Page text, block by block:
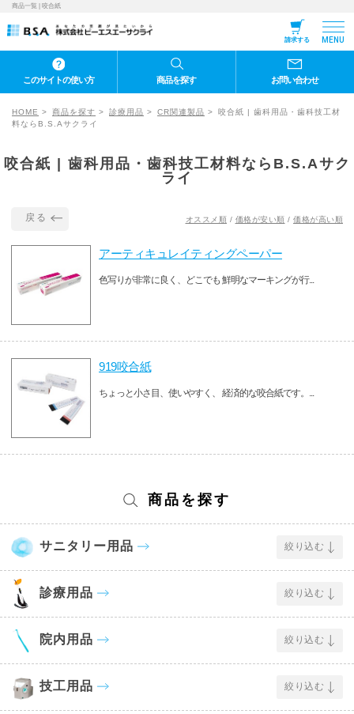
商品一覧 | 咬合紙
請求する MENU
このサイトの使い方 商品を探す お問い合わせ
HOME 商品を探す 診療用品 CR関連製品
咬合紙 | 歯科用品・歯科技工材
料ならB.S.Aサクライ
咬合紙 | 歯科用品・歯科技工材料ならB.S.Aサク
ライ
戻る オススメ順 / 価格が安い順 / 価格が高い順
アーティキュレイティングペーパー
色写りが非常に良く、どこでも 鮮明なマーキングが行...
919咬合紙
ちょっと小さ目、使いやすく、 経済的な咬合紙です。...
商品を探す
サニタリー用品 絞り込む
診療用品 絞り込む
院内用品 絞り込む
技工用品 絞り込む